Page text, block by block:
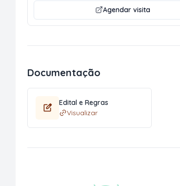
Agendar visita
Documentação
Edital e Regras
Visualizar